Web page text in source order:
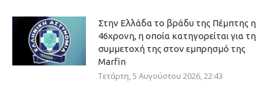
Στην Ελλάδα το βράδυ της Πέμπτης η
46χρονη, η οποία κατηγορείται για τη
συμμετοχή της στον εμπρησμό της
Marfin
Τετάρτη, 5 Αυγούστου 2026, 22:43